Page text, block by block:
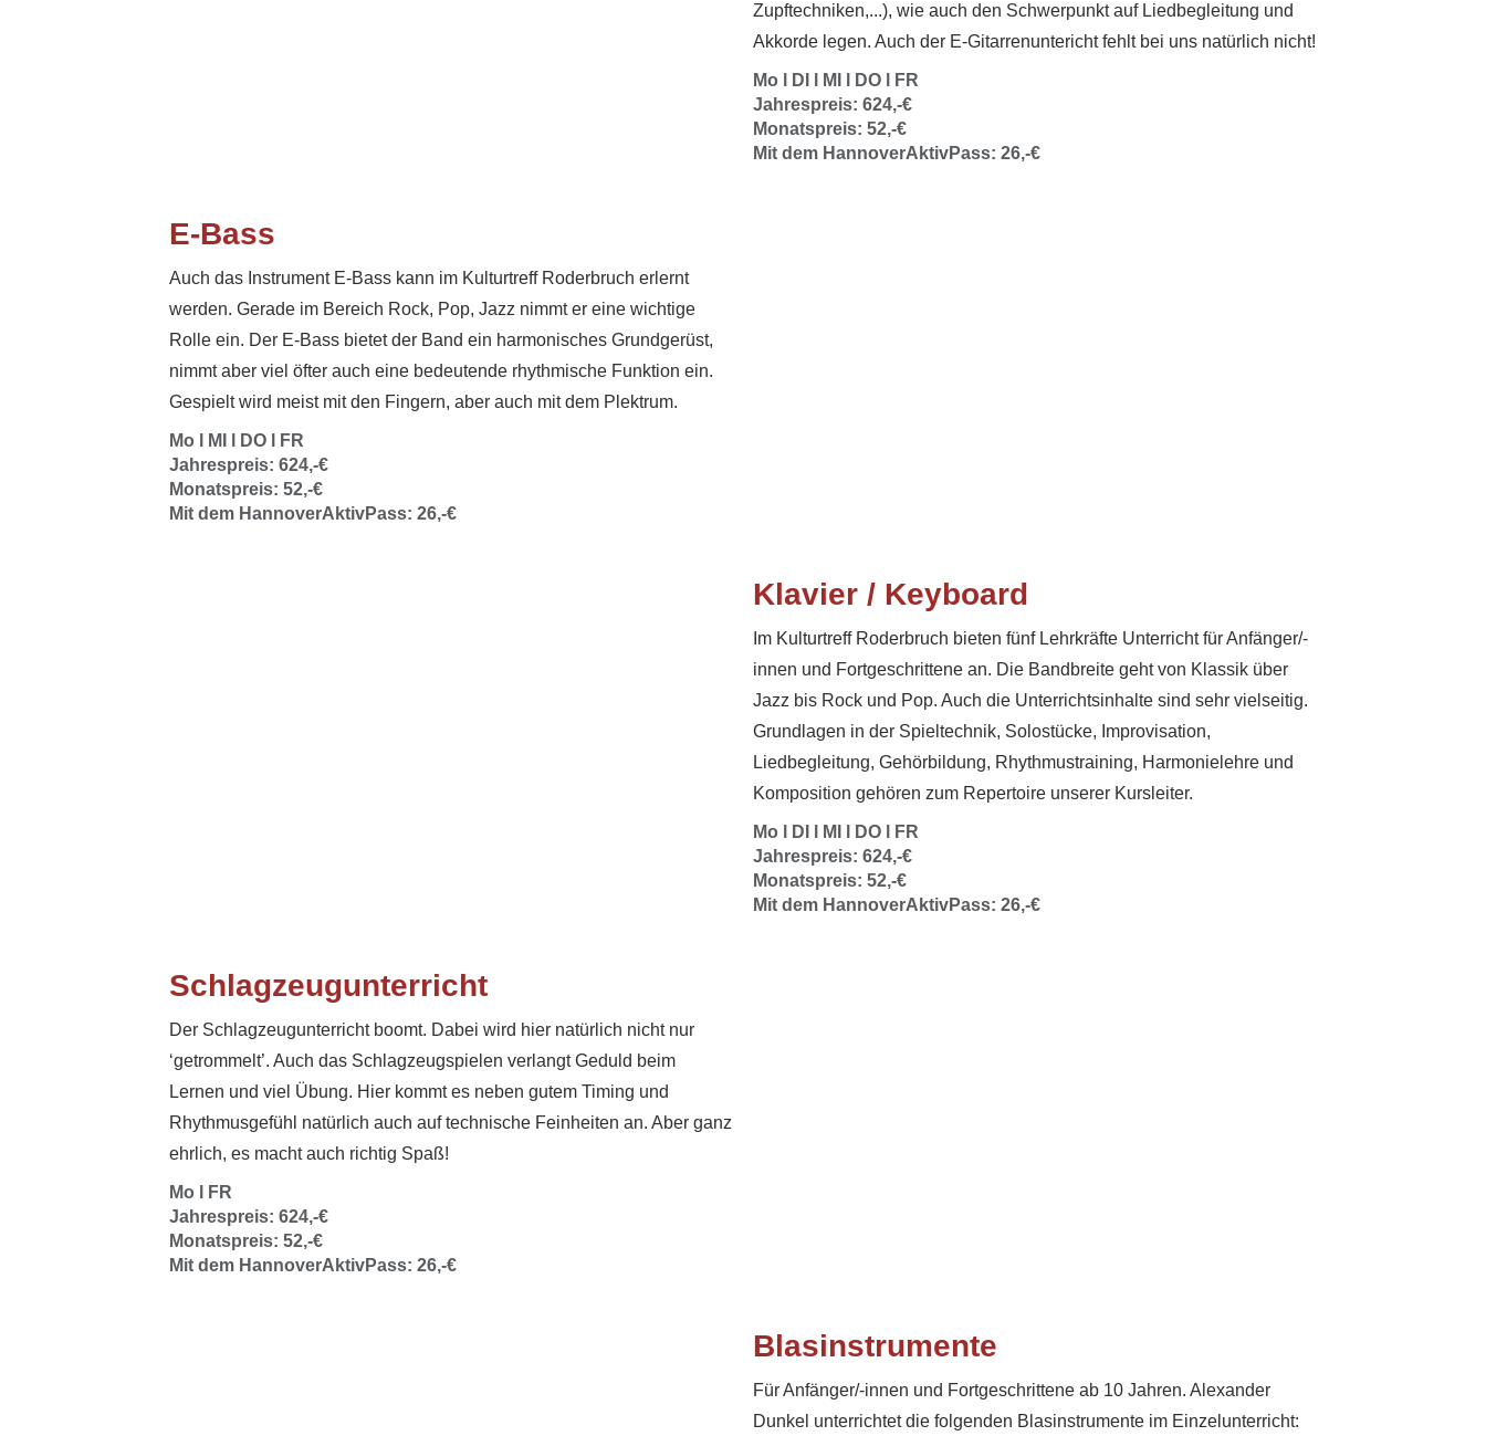
Zupftechniken,...), wie auch den Schwerpunkt auf Liedbegleitung und
Akkorde legen. Auch der E-Gitarrenuntericht fehlt bei uns natürlich nicht!
Mo l DI l MI l DO l FR
Jahrespreis: 624,-€
Monatspreis: 52,-€
Mit dem HannoverAktivPass: 26,-€
E-Bass
Auch das Instrument E-Bass kann im Kulturtreff Roderbruch erlernt
werden. Gerade im Bereich Rock, Pop, Jazz nimmt er eine wichtige
Rolle ein. Der E-Bass bietet der Band ein harmonisches Grundgerüst,
nimmt aber viel öfter auch eine bedeutende rhythmische Funktion ein.
Gespielt wird meist mit den Fingern, aber auch mit dem Plektrum.
Mo l MI l DO l FR
Jahrespreis: 624,-€
Monatspreis: 52,-€
Mit dem HannoverAktivPass: 26,-€
Klavier / Keyboard
Im Kulturtreff Roderbruch bieten fünf Lehrkräfte Unterricht für Anfänger/-
innen und Fortgeschrittene an. Die Bandbreite geht von Klassik über
Jazz bis Rock und Pop. Auch die Unterrichtsinhalte sind sehr vielseitig.
Grundlagen in der Spieltechnik, Solostücke, Improvisation,
Liedbegleitung, Gehörbildung, Rhythmustraining, Harmonielehre und
Komposition gehören zum Repertoire unserer Kursleiter.
Mo l DI l MI l DO l FR
Jahrespreis: 624,-€
Monatspreis: 52,-€
Mit dem HannoverAktivPass: 26,-€
Schlagzeugunterricht
Der Schlagzeugunterricht boomt. Dabei wird hier natürlich nicht nur
‘getrommelt’. Auch das Schlagzeugspielen verlangt Geduld beim
Lernen und viel Übung. Hier kommt es neben gutem Timing und
Rhythmusgefühl natürlich auch auf technische Feinheiten an. Aber ganz
ehrlich, es macht auch richtig Spaß!
Mo l FR
Jahrespreis: 624,-€
Monatspreis: 52,-€
Mit dem HannoverAktivPass: 26,-€
Blasinstrumente
Für Anfänger/-innen und Fortgeschrittene ab 10 Jahren. Alexander
Dunkel unterrichtet die folgenden Blasinstrumente im Einzelunterricht: